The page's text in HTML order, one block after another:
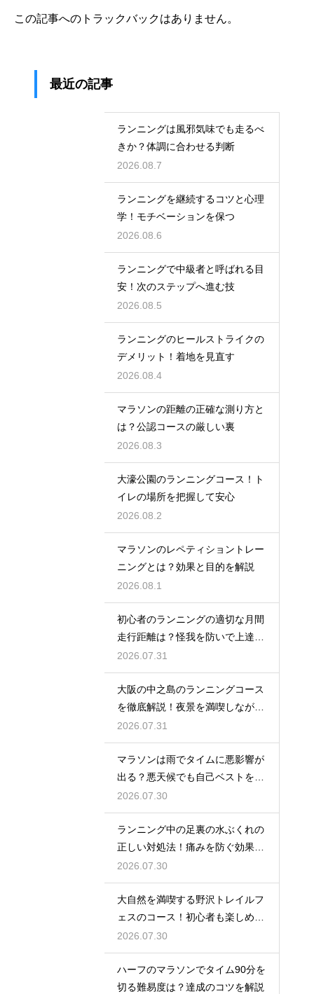
この記事へのトラックバックはありません。
最近の記事
ランニングは風邪気味でも走るべ
きか？体調に合わせる判断
2026.08.7
ランニングを継続するコツと心理
学！モチベーションを保つ
2026.08.6
ランニングで中級者と呼ばれる目
安！次のステップへ進む技
2026.08.5
ランニングのヒールストライクの
デメリット！着地を見直す
2026.08.4
マラソンの距離の正確な測り方と
は？公認コースの厳しい裏
2026.08.3
大濠公園のランニングコース！ト
イレの場所を把握して安心
2026.08.2
マラソンのレペティショントレー
ニングとは？効果と目的を解説
2026.08.1
初心者のランニングの適切な月間
走行距離は？怪我を防いで上達す
るコツ
2026.07.31
大阪の中之島のランニングコース
を徹底解説！夜景を満喫しながら
走る
2026.07.31
マラソンは雨でタイムに悪影響が
出る？悪天候でも自己ベストを狙
う対策
2026.07.30
ランニング中の足裏の水ぶくれの
正しい対処法！痛みを防ぐ効果的
なケア
2026.07.30
大自然を満喫する野沢トレイルフ
ェスのコース！初心者も楽しめる
魅力を
2026.07.30
ハーフのマラソンでタイム90分を
切る難易度は？達成のコツを解説